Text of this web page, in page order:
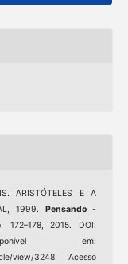
ARISTÓTELES E A
1999. Pensando -
2015. DOI:
Disponível em:
view/3248. Acesso